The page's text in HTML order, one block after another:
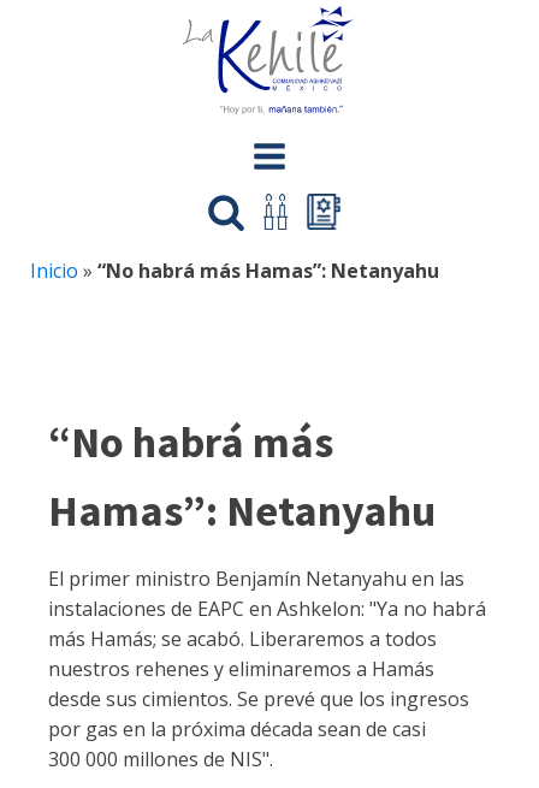
Inicio » “No habrá más Hamas”: Netanyahu
“No habrá más
Hamas”: Netanyahu
El primer ministro Benjamín Netanyahu en las
instalaciones de EAPC en Ashkelon: "Ya no habrá
más Hamás; se acabó. Liberaremos a todos
nuestros rehenes y eliminaremos a Hamás
desde sus cimientos. Se prevé que los ingresos
por gas en la próxima década sean de casi
300 000 millones de NIS".